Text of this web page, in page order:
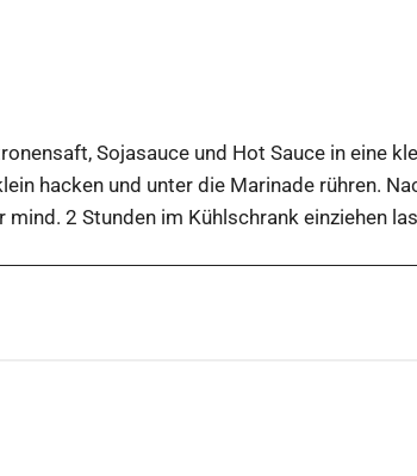
Sojasauce und Hot Sauce in eine
hacken und unter die Marinade rühren.
mind. 2 Stunden im Kühlschrank einziehen